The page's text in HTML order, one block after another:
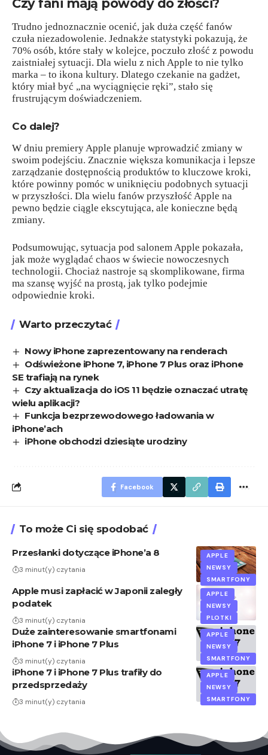
Czy fani mają powody do złości?
Trudno jednoznacznie ocenić, jak duża część fanów
czuła niezadowolenie. Jednakże statystyki pokazują, że
70% osób, które stały w kolejce, poczuło złość z powodu
zaistniałej sytuacji. Dla wielu z nich Apple to nie tylko
marka – to ikona kultury. Dlatego czekanie na gadżet,
który miał być „na wyciągnięcie ręki”, stało się
frustrującym doświadczeniem.
Co dalej?
W dniu premiery Apple planuje wprowadzić zmiany w
swoim podejściu. Znacznie większa komunikacja i lepsze
zarządzanie dostępnością produktów to kluczowe kroki,
które powinny pomóc w uniknięciu podobnych sytuacji
w przyszłości. Dla wielu fanów przyszłość Apple na
pewno będzie ciągle ekscytująca, ale konieczne będą
zmiany.
Podsumowując, sytuacja pod salonem Apple pokazała,
jak może wyglądać chaos w świecie nowoczesnych
technologii. Chociaż nastroje są skomplikowane, firma
ma szansę wyjść na prostą, jak tylko podejmie
odpowiednie kroki.
Warto przeczytać
Nowy iPhone zaprezentowany na renderach
Odświeżone iPhone 7, iPhone 7 Plus oraz iPhone
SE trafiają na rynek
Czy aktualizacja do iOS 11 będzie oznaczać utratę
wielu aplikacji?
Funkcja bezprzewodowego ładowania w
iPhone’ach
iPhone obchodzi dziesiąte urodziny
Facebook
To może Ci się spodobać
APPLE
NEWSY
SMARTFONY
Przesłanki dotyczące iPhone’a 8
3 minut(y) czytania
APPLE
NEWSY
PLOTKI
Apple musi zapłacić w Japonii zaległy
podatek
3 minut(y) czytania
APPLE
NEWSY
SMARTFONY
Duże zainteresowanie smartfonami
iPhone 7 i iPhone 7 Plus
3 minut(y) czytania
APPLE
NEWSY
SMARTFONY
iPhone 7 i iPhone 7 Plus trafiły do
przedsprzedaży
3 minut(y) czytania